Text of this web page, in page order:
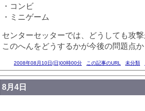
・コンビ
・ミニゲーム
センターセッターでは、どうしても攻
このへんをどうするかが今後の問題点
2008年08月10日(日)00時00分 この記事のURL 未分類
8月4日